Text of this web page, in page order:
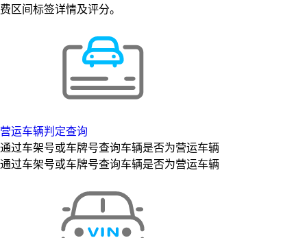
费区间标签详情及评分。
营运车辆判定查询
通过车架号或车牌号查询车辆是否为营运车辆
通过车架号或车牌号查询车辆是否为营运车辆